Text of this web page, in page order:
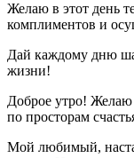
Желаю в этот день
комплиментов и
Дай каждому дню
жизни!
Доброе утро!
по просторам
Мой любимый,